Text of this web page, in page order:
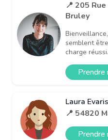
📍 205
Bruley
semblent
charge
Prendre
Laura
📍 54820
Prendre